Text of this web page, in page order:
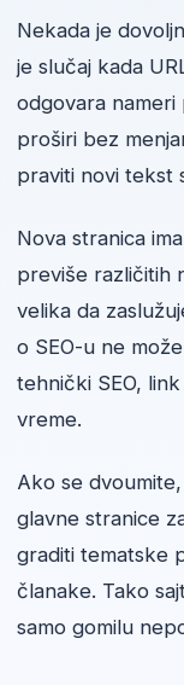
Nekada je
je slučaj kada
odgovara nameri
proširi bez
praviti novi tekst
Nova stranica
previše različitih
velika da
o SEO-u ne
tehnički SEO,
vreme.
Ako se
glavne stranice
graditi tematske
članake. Tako
samo gomilu